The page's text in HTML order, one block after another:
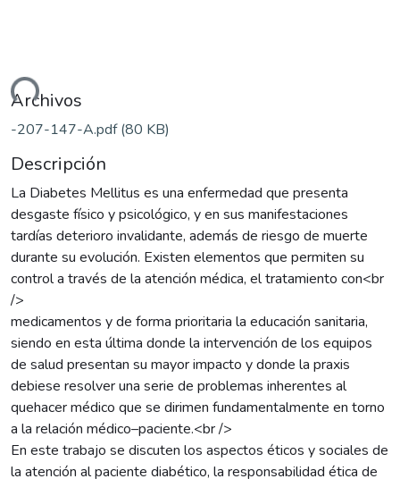
Archivos
-207-147-A.pdf(80 KB)
Descripción
La Diabetes Mellitus es una enfermedad que presenta
desgaste físico y psicológico, y en sus manifestaciones
tardías deterioro invalidante, además de riesgo de muerte
durante su evolución. Existen elementos que permiten su
control a través de la atención médica, el tratamiento con<br
/>
medicamentos y de forma prioritaria la educación sanitaria,
siendo en esta última donde la intervención de los equipos
de salud presentan su mayor impacto y donde la praxis
debiese resolver una serie de problemas inherentes al
quehacer médico que se dirimen fundamentalmente en torno
a la relación médico–paciente.<br />
En este trabajo se discuten los aspectos éticos y sociales de
la atención al paciente diabético, la responsabilidad ética de